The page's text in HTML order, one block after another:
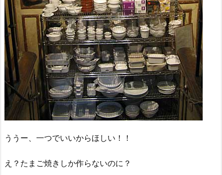
ううー、一つでいいからほしい！！
え？たまご焼きしか作らないのに？